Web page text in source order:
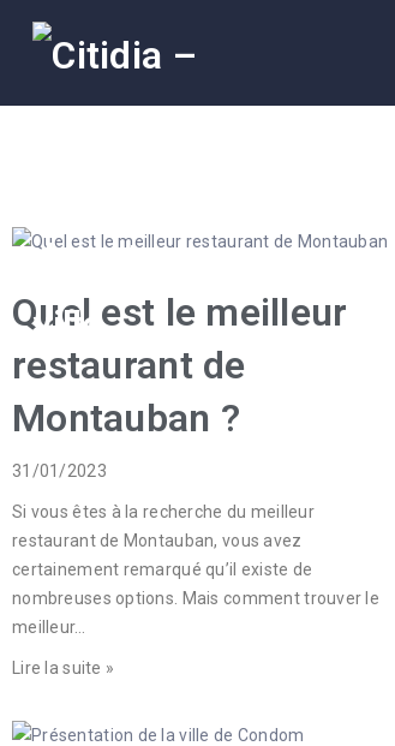
ACCUEIL
PROPOS
ACTUALITÉS
NOUS
CONTACTER
Quel est le meilleur
restaurant de
Montauban ?
31/01/2023
Si vous êtes à la recherche du meilleur
restaurant de Montauban, vous avez
certainement remarqué qu’il existe de
nombreuses options. Mais comment trouver le
meilleur…
Lire la suite »